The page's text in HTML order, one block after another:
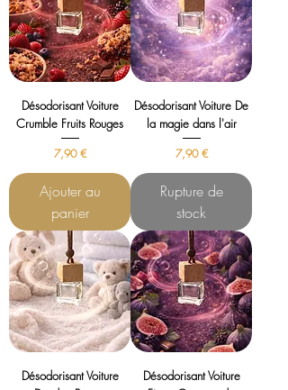
Désodorisant Voiture
Crumble Fruits Rouges
Prix
7,90 €
Ajouter au
panier
Désodorisant Voiture De
la magie dans l'air
Prix
7,90 €
Rupture de
stock
Désodorisant Voiture
Désodorisant Voiture